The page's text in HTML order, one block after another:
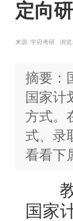
定向
来源: 学府考研 浏览:
摘要：
国家计
方式。
式、录
看看下
教
国家